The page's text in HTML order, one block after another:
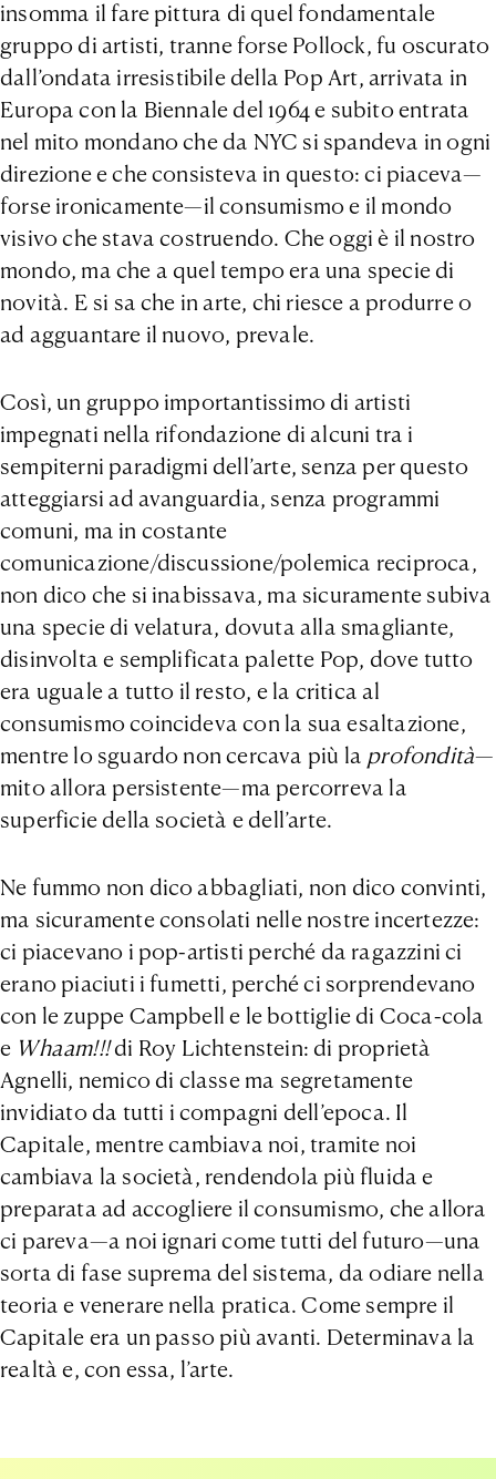
insomma il fare pittura di quel fondamentale
gruppo di artisti, tranne forse Pollock, fu oscurato
dall’ondata irresistibile della Pop Art, arrivata in
Europa con la Biennale del 1964 e subito entrata
nel mito mondano che da NYC si spandeva in ogni
direzione e che consisteva in questo: ci piaceva—
forse ironicamente—il consumismo e il mondo
visivo che stava costruendo. Che oggi è il nostro
mondo, ma che a quel tempo era una specie di
novità. E si sa che in arte, chi riesce a produrre o
ad agguantare il nuovo, prevale.
Così, un gruppo importantissimo di artisti
impegnati nella rifondazione di alcuni tra i
sempiterni paradigmi dell’arte, senza per questo
atteggiarsi ad avanguardia, senza programmi
comuni, ma in costante
comunicazione/discussione/polemica reciproca,
non dico che si inabissava, ma sicuramente subiva
una specie di velatura, dovuta alla smagliante,
disinvolta e semplificata palette Pop, dove tutto
era uguale a tutto il resto, e la critica al
consumismo coincideva con la sua esaltazione,
mentre lo sguardo non cercava più la profondità—
mito allora persistente—ma percorreva la
superficie della società e dell’arte.
Ne fummo non dico abbagliati, non dico convinti,
ma sicuramente consolati nelle nostre incertezze:
ci piacevano i pop-artisti perché da ragazzini ci
erano piaciuti i fumetti, perché ci sorprendevano
con le zuppe Campbell e le bottiglie di Coca-cola
e Whaam!!!di Roy Lichtenstein: di proprietà
Agnelli, nemico di classe ma segretamente
invidiato da tutti i compagni dell’epoca. Il
Capitale, mentre cambiava noi, tramite noi
cambiava la società, rendendola più fluida e
preparata ad accogliere il consumismo, che allora
ci pareva—a noi ignari come tutti del futuro—una
sorta di fase suprema del sistema, da odiare nella
teoria e venerare nella pratica. Come sempre il
Capitale era un passo più avanti. Determinava la
realtà e, con essa, l’arte.